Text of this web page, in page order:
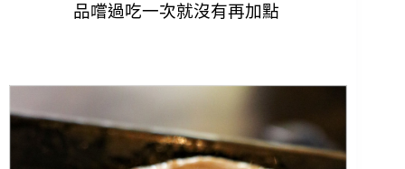
品嚐過吃一次就沒有再加點